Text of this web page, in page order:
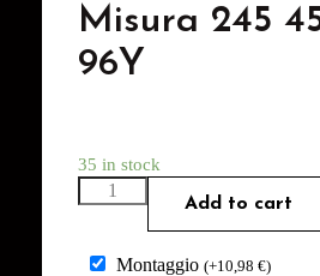
Misura 245
96Y
35 in stock
Add to cart
Montaggio (+10,98 €)